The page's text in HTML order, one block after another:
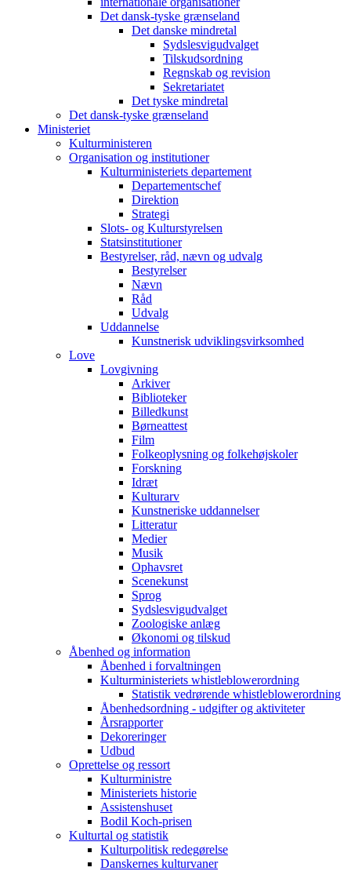
Det dansk-tyske grænseland
Det danske mindretal
Sydslesvigudvalget
Tilskudsordning
Regnskab og revision
Sekretariatet
Det tyske mindretal
Det dansk-tyske grænseland
Ministeriet
Kulturministeren
Organisation og institutioner
Kulturministeriets departement
Departementschef
Direktion
Strategi
Slots- og Kulturstyrelsen
Statsinstitutioner
Bestyrelser, råd, nævn og udvalg
Bestyrelser
Nævn
Råd
Udvalg
Uddannelse
Kunstnerisk udviklingsvirksomhed
Love
Lovgivning
Arkiver
Biblioteker
Billedkunst
Børneattest
Film
Folkeoplysning og folkehøjskoler
Forskning
Idræt
Kulturarv
Kunstneriske uddannelser
Litteratur
Medier
Musik
Ophavsret
Scenekunst
Sprog
Sydslesvigudvalget
Zoologiske anlæg
Økonomi og tilskud
Åbenhed og information
Åbenhed i forvaltningen
Kulturministeriets whistleblowerordning
Statistik vedrørende whistleblowerordning
Åbenhedsordning - udgifter og aktiviteter
Årsrapporter
Dekoreringer
Udbud
Oprettelse og ressort
Kulturministre
Ministeriets historie
Assistenshuset
Bodil Koch-prisen
Kulturtal og statistik
Kulturpolitisk redegørelse
Danskernes kulturvaner